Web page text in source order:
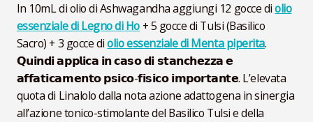
In 10mL di olio di Ashwagandha aggiungi 12 gocce diolio
essenziale di Legno di Ho + 5 gocce di Tulsi (Basilico
Sacro) + 3 gocce diolio essenziale di Menta piperita.
𝗤𝘂𝗶𝗻𝗱𝗶 𝗮𝗽𝗽𝗹𝗶𝗰𝗮 𝗶𝗻 𝗰𝗮𝘀𝗼 𝗱𝗶 𝘀𝘁𝗮𝗻𝗰𝗵𝗲𝘇𝘇𝗮 𝗲
𝗮𝗳𝗳𝗮𝘁𝗶𝗰𝗮𝗺𝗲𝗻𝘁𝗼 𝗽𝘀𝗶𝗰𝗼-𝗳𝗶𝘀𝗶𝗰𝗼 𝗶𝗺𝗽𝗼𝗿𝘁𝗮𝗻𝘁𝗲. L’elevata
quota di Linalolo dalla nota azione adattogena in sinergia
all’azione tonico-stimolante del Basilico Tulsi e della